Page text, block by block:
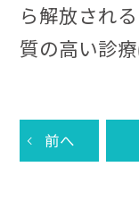
ら解放され
質の高い診療
前へ